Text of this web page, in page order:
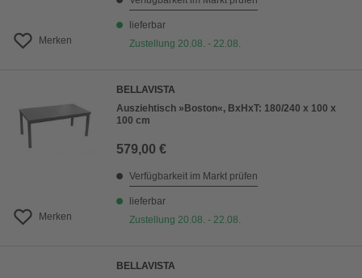
Merken
lieferbar
Zustellung 20.08. - 22.08.
Merken
BELLAVISTA
Ausziehtisch »Boston«, BxHxT: 180/240 x 100 x
100 cm
579,00 €
Verfügbarkeit im Markt prüfen
lieferbar
Zustellung 20.08. - 22.08.
BELLAVISTA